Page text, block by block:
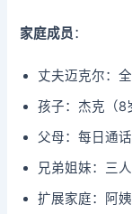
家庭成员 ：
丈夫迈克尔：
孩子：杰克（8
父母：每日通
兄弟姐妹：三
扩展家庭：阿